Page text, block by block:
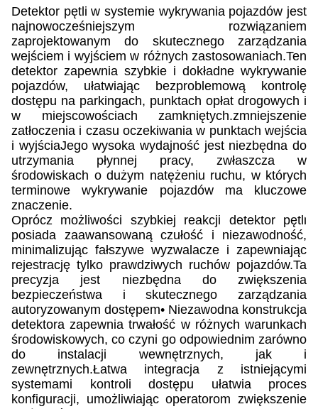
Detektor pętli w systemie wykrywania pojazdów jest
najnowocześniejszym rozwiązaniem
zaprojektowanym do skutecznego zarządzania
wejściem i wyjściem w różnych zastosowaniach.Ten
detektor zapewnia szybkie i dokładne wykrywanie
pojazdów, ułatwiając bezproblemową kontrolę
dostępu na parkingach, punktach opłat drogowych i
w miejscowościach zamkniętych.zmniejszenie
zatłoczenia i czasu oczekiwania w punktach wejścia
i wyjściaJego wysoka wydajność jest niezbędna do
utrzymania płynnej pracy, zwłaszcza w
środowiskach o dużym natężeniu ruchu, w których
terminowe wykrywanie pojazdów ma kluczowe
znaczenie.
Oprócz możliwości szybkiej reakcji detektor pętli
posiada zaawansowaną czułość i niezawodność,
minimalizując fałszywe wyzwalacze i zapewniając
rejestrację tylko prawdziwych ruchów pojazdów.Ta
precyzja jest niezbędna do zwiększenia
bezpieczeństwa i skutecznego zarządzania
autoryzowanym dostępem• Niezawodna konstrukcja
detektora zapewnia trwałość w różnych warunkach
środowiskowych, co czyni go odpowiednim zarówno
do instalacji wewnętrznych, jak i
zewnętrznych.Łatwa integracja z istniejącymi
systemami kontroli dostępu ułatwia proces
konfiguracji, umożliwiając operatorom zwiększenie